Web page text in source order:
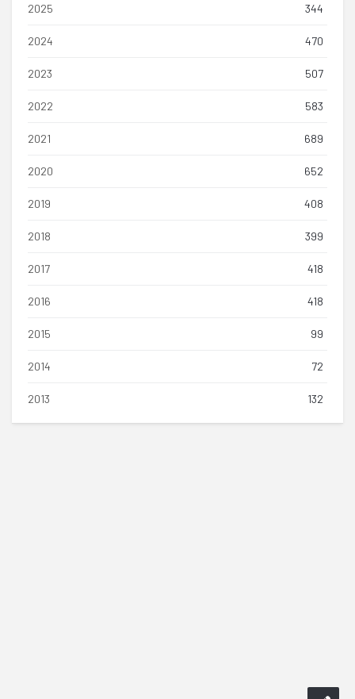
2025 344
2024 470
2023 507
2022 583
2021 689
2020 652
2019 408
2018 399
2017 418
2016 418
2015 99
2014 72
2013 132